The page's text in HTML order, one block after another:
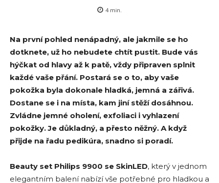
4 min.
Na první pohled nenápadný, ale jakmile se ho
dotknete, už ho nebudete chtít pustit. Bude vás
hýčkat od hlavy až k patě, vždy připraven splnit
každé vaše přání. Postará se o to, aby vaše
pokožka byla dokonale hladká, jemná a zářivá.
Dostane se i na místa, kam jiní stěží dosáhnou.
Zvládne jemné oholení, exfoliaci i vyhlazení
pokožky. Je důkladný, a přesto něžný. A když
přijde na řadu pedikúra, snadno si poradí.
Beauty set Philips 9900 se SkinLED, který v jednom
elegantním balení nabízí vše potřebné pro hladkou a